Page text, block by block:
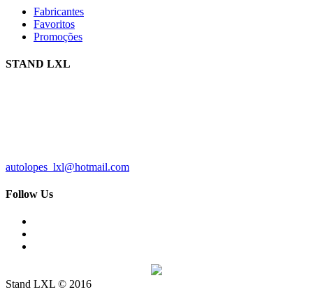
Fabricantes
Favoritos
Promoções
STAND LXL
autolopes_lxl@hotmail.com
Follow Us
Stand LXL © 2016